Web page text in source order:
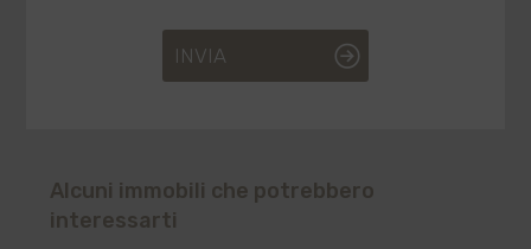
INVIA
Alcuni immobili che potrebbero
interessarti